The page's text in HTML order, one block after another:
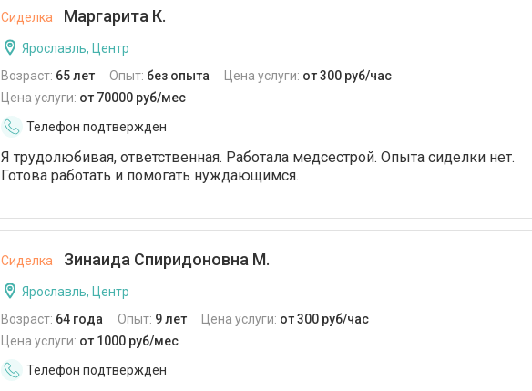
Сиделка Маргарита К.
Ярославль, Центр
Возраст: 65 лет Опыт: без опыта Цена услуги: от 300 руб/час
Цена услуги: от 70000 руб/мес
Телефон подтвержден
Я трудолюбивая, ответственная. Работала медсестрой. Опыта сиделки нет.
Готова работать и помогать нуждающимся.
Сиделка Зинаида Спиридоновна М.
Ярославль, Центр
Возраст: 64 года Опыт: 9 лет Цена услуги: от 300 руб/час
Цена услуги: от 1000 руб/мес
Телефон подтвержден